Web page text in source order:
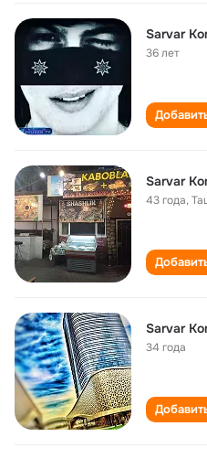
Sarvar
36 лет
Sarvar
43 года,
Sarvar
34 года